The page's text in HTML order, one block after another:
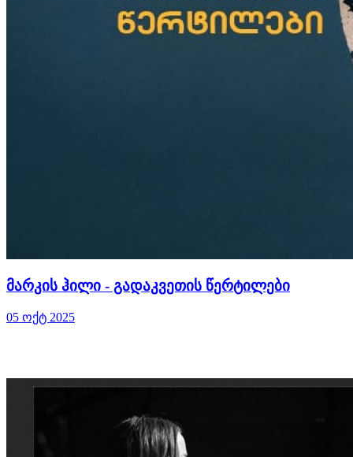
მარკის ჰილი - გადაკვეთის წერტილები
05 ოქტ 2025